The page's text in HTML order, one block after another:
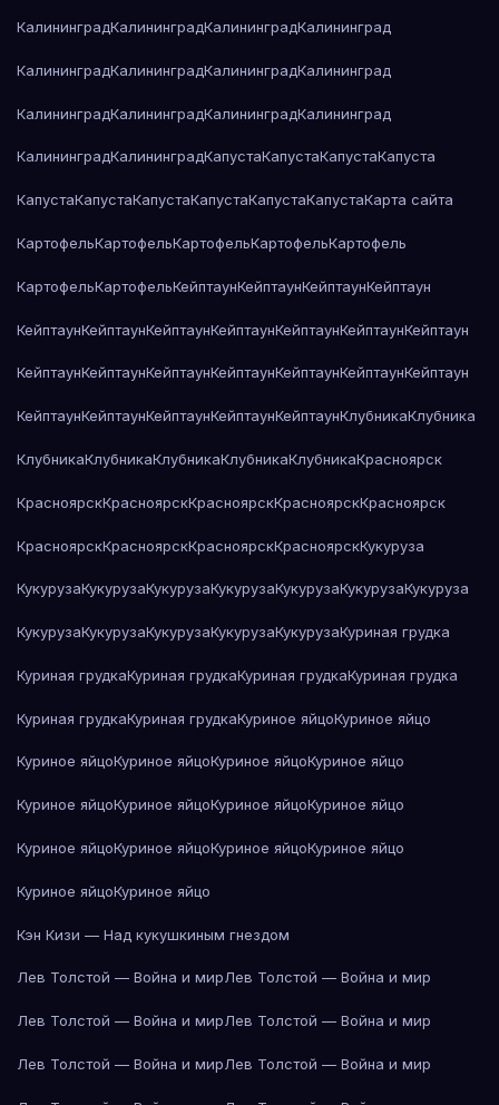
КалининградКалининградКалининградКалининград
КалининградКалининградКалининградКалининград
КалининградКалининградКалининградКалининград
КалининградКалининградКапустаКапустаКапустаКапуста
КапустаКапустаКапустаКапустаКапустаКапустаКарта сайта
КартофельКартофельКартофельКартофельКартофель
КартофельКартофельКейптаунКейптаунКейптаунКейптаун
КейптаунКейптаунКейптаунКейптаунКейптаунКейптаунКейптаун
КейптаунКейптаунКейптаунКейптаунКейптаунКейптаунКейптаун
КейптаунКейптаунКейптаунКейптаунКейптаунКлубникаКлубника
КлубникаКлубникаКлубникаКлубникаКлубникаКрасноярск
КрасноярскКрасноярскКрасноярскКрасноярскКрасноярск
КрасноярскКрасноярскКрасноярскКрасноярскКукуруза
КукурузаКукурузаКукурузаКукурузаКукурузаКукурузаКукуруза
КукурузаКукурузаКукурузаКукурузаКукурузаКуриная грудка
Куриная грудкаКуриная грудкаКуриная грудкаКуриная грудка
Куриная грудкаКуриная грудкаКуриное яйцоКуриное яйцо
Куриное яйцоКуриное яйцоКуриное яйцоКуриное яйцо
Куриное яйцоКуриное яйцоКуриное яйцоКуриное яйцо
Куриное яйцоКуриное яйцоКуриное яйцоКуриное яйцо
Куриное яйцоКуриное яйцо
Кэн Кизи — Над кукушкиным гнездом
Лев Толстой — Война и мирЛев Толстой — Война и мир
Лев Толстой — Война и мирЛев Толстой — Война и мир
Лев Толстой — Война и мирЛев Толстой — Война и мир